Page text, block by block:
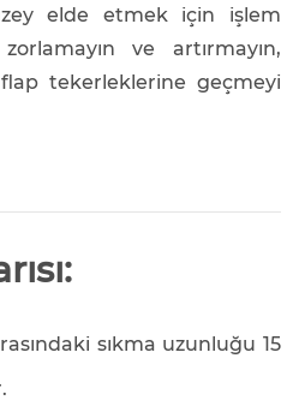
elde etmek için işlem
zorlamayın ve artırmayın,
tekerleklerine geçmeyi
sıkma uzunluğu 15